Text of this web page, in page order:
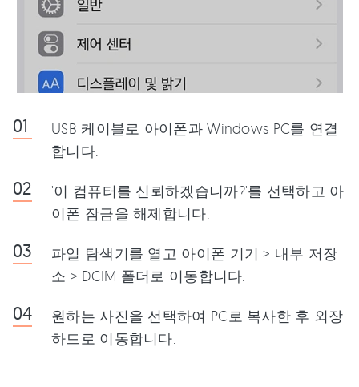
USB 케이블로 아이폰과 Windows PC를 연결
합니다.
'이 컴퓨터를 신뢰하겠습니까?'를 선택하고 아
이폰 잠금을 해제합니다.
파일 탐색기를 열고 아이폰 기기 > 내부 저장
소 > DCIM 폴더로 이동합니다.
원하는 사진을 선택하여 PC로 복사한 후 외장
하드로 이동합니다.